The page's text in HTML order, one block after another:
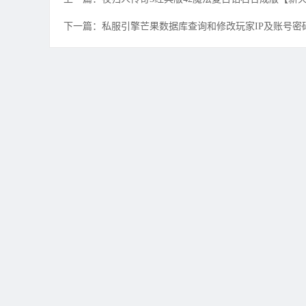
下一篇：私服引擎芒果数据库查询和修改玩家IP及账号密